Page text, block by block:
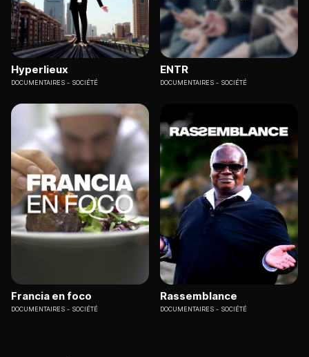
Hyperlieux
DOCUMENTAIRES SOCIÉTÉ
ENTR
DOCUMENTAIRES SOCIÉTÉ
Francia en foco
DOCUMENTAIRES SOCIÉTÉ
Rassemblance
DOCUMENTAIRES SOCIÉTÉ